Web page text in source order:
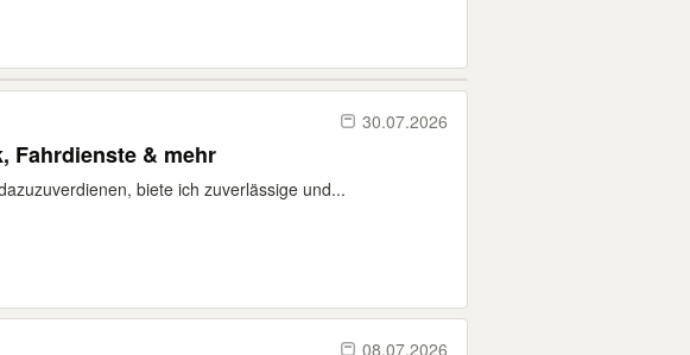
30.07.2026
Fahrdienste & mehr
biete ich zuverlässige und...
08.07.2026